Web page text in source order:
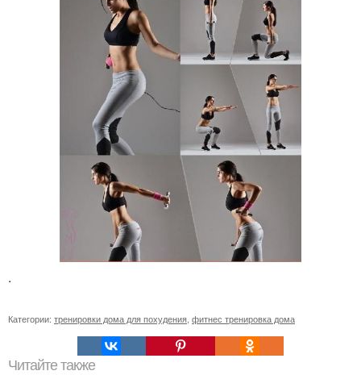
.
Категории: тренировки дома для похудения фитнес тренировка дома
Читайте также